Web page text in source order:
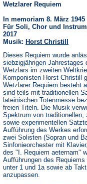
Wetzlarer Requiem
In memoriam 8. März 1945
Für Soli, Chor und
2017
Musik: Horst Christill
Dieses Requiem wurde
siebzigjährigen Jahrestages
Wetzlars im zweiten
Komponisten Horst Christill
Wetzlarer Requiem besteht
sind teils mit traditionellen
lateinischen Totenmesse
freien Titeln. Die Musik
Spektrum von traditionellen,
sowie experimentellen
Aufführung des Werkes
zwei Solisten (Sopran und
Sinfonieorchester mit
des "I. Requiem aeternam"
Aufführungen des
unter 1 und 1a sowie ab
anzupassen.